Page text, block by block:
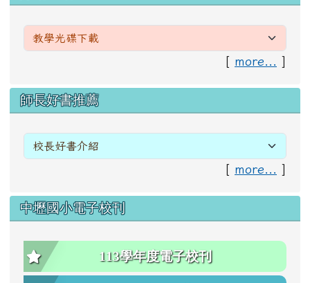
[ more... ]
右邊區域內容
師長好書推薦
[ more... ]
中壢國小電子校刊
113學年度電子校刊